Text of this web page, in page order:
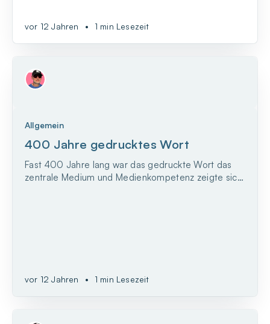
des Internets und den schädlichen Einflüssen der
diversen Bildschirmmedien.
vor 12 Jahren • 1 min Lesezeit
Allgemein
400 Jahre gedrucktes Wort
Fast 400 Jahre lang war das gedruckte Wort das
zentrale Medium und Medienkompetenz zeigte sich
vor 12 Jahren • 1 min Lesezeit